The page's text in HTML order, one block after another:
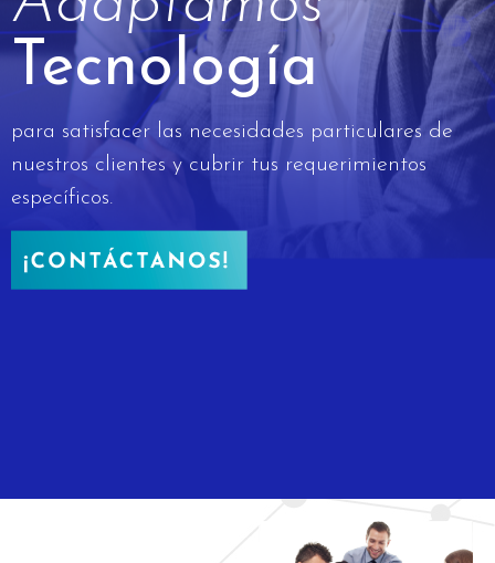
Tecnología
para satisfacer las necesidades particulares de
nuestros clientes y cubrir tus requerimientos
específicos.